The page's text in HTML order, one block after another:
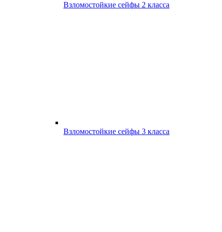
Взломостойкие сейфы 2 класса
Взломостойкие сейфы 3 класса